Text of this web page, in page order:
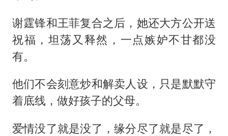
谢霆锋和王菲复合之后，她还大方公开送
祝福，坦荡又释然，一点嫉妒不甘都没
有。
他们不会刻意炒和解卖人设，只是默默守
着底线，做好孩子的父母。
爱情没了就是没了，缘分尽了就是尽了，